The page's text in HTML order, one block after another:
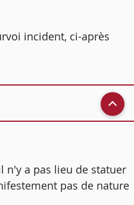
incident, ci-après
n'y a pas lieu de statuer
pas de nature